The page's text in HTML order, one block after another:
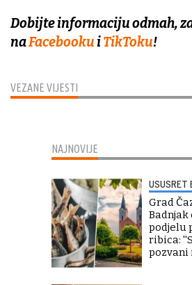
VEZANE VIJESTI
Dobijte informaciju odmah,
naFacebookuiTikToku!
NAJNOVIJE
USUSRET
Grad
podjelu
ribica:
pozvani